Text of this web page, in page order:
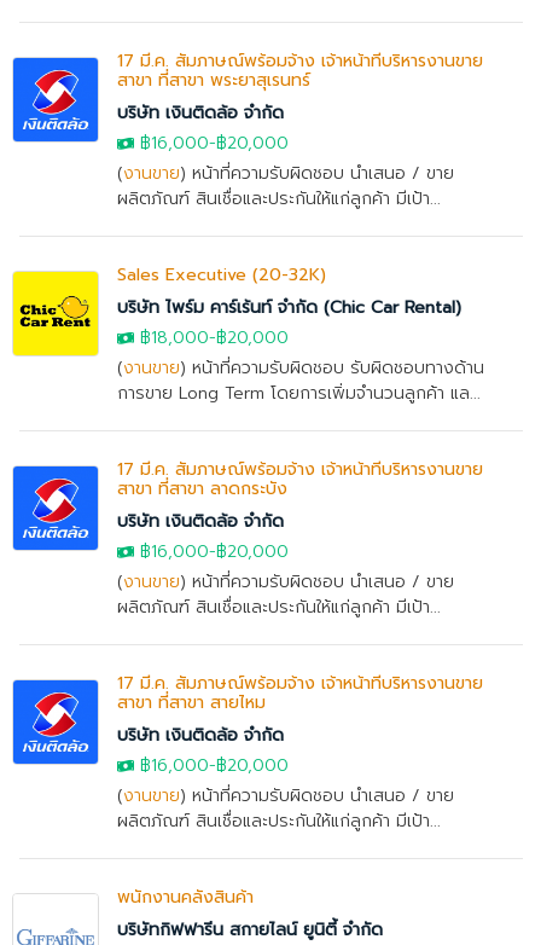
17 มี.ค. สัมภาษณ์พร้อมจ้าง เจ้าหน้าที่บริหารงานขาย
สาขา ที่สาขา พระยาสุเรนทร์
บริษัท เงินติดล้อ จำกัด
฿16,000-฿20,000
(งานขาย) หน้าที่ความรับผิดชอบ นำเสนอ / ขาย
ผลิตภัณฑ์ สินเชื่อและประกันให้แก่ลูกค้า มีเป้า...
Sales Executive (20-32K)
บริษัท ไพร์ม คาร์เร้นท์ จำกัด (Chic Car Rental)
฿18,000-฿20,000
(งานขาย) หน้าที่ความรับผิดชอบ รับผิดชอบทางด้าน
การขาย Long Term โดยการเพิ่มจำนวนลูกค้า แล...
17 มี.ค. สัมภาษณ์พร้อมจ้าง เจ้าหน้าที่บริหารงานขาย
สาขา ที่สาขา ลาดกระบัง
บริษัท เงินติดล้อ จำกัด
฿16,000-฿20,000
(งานขาย) หน้าที่ความรับผิดชอบ นำเสนอ / ขาย
ผลิตภัณฑ์ สินเชื่อและประกันให้แก่ลูกค้า มีเป้า...
17 มี.ค. สัมภาษณ์พร้อมจ้าง เจ้าหน้าที่บริหารงานขาย
สาขา ที่สาขา สายไหม
บริษัท เงินติดล้อ จำกัด
฿16,000-฿20,000
(งานขาย) หน้าที่ความรับผิดชอบ นำเสนอ / ขาย
ผลิตภัณฑ์ สินเชื่อและประกันให้แก่ลูกค้า มีเป้า...
พนักงานคลังสินค้า
บริษัทกิฟฟารีน สกายไลน์ ยูนิตี้ จำกัด